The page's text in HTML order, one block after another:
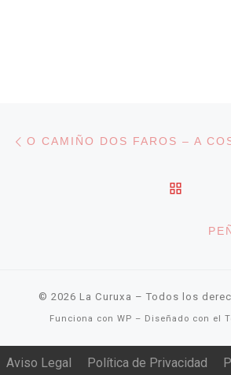
Navegación de
O CAMIÑO DOS FAROS – A
© 2026 La Curuxa – Todos los
Funciona con WP – Diseñado con el
Aviso Legal Política de Privacidad